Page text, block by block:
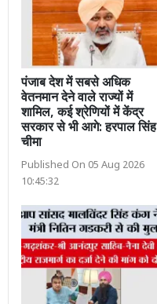
पंजाब देश में सबसे अधिक
वेतनमान देने वाले राज्यों में
शामिल, कई श्रेणियों में केंद्र
सरकार से भी आगे: हरपाल सिंह
चीमा
Published On 05 Aug 2026
10:45:32